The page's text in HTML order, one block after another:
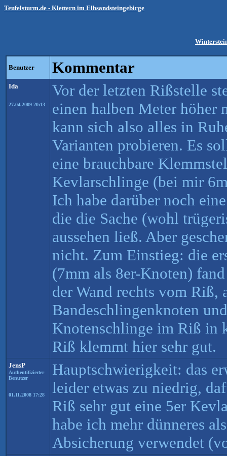
Teufelsturm.de - Klettern im Elbsandsteingebirge
Benutzer Kommentar
Ida
27.04.2009 20:13
Vor der letzten Rißstelle
einen halben Meter höher
kann sich also alles in
Varianten probieren. Es
eine brauchbare
Kevlarschlinge (bei mir
Ich habe darüber noch
die die Sache (wohl
aussehen ließ. Aber
nicht. Zum Einstieg: die
(7mm als 8er-Knoten)
der Wand rechts vom Riß,
Bandeschlingenknoten
Knotenschlinge im Riß in
Riß klemmt hier sehr gut.
JensP
Authentifizierter
Benutzer
01.11.2008 17:28
Hauptschwierigkeit: das
leider etwas zu niedrig,
Riß sehr gut eine 5er
habe ich mehr dünneres
Absicherung verwendet